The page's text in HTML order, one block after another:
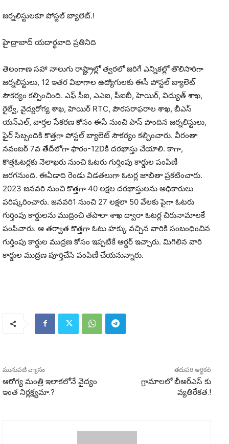
జర్నలిస్టులకూ పోస్టల్ బ్యాలెట్.!
హైద్రాబాద్ యదార్థవాది ప్రతినిది
తెలంగాణ సహా నాలుగు రాష్ట్రాల్లో త్వరలో జరిగే ఎన్నికల్లో తొలిసారిగా
జర్నలిస్టులు, 12 ఇతర విభాగాల ఉద్యోగులకు ఈసీ పోస్టల్ బ్యాలెట్
సౌకర్యం కల్పించింది. ఎఫ్ సీఐ, ఎఎఐ, పీఐబీ, హెయిర్, విద్యుత్ శాఖ,
రైల్వే, వైద్యరోగ్య శాఖ, హెయిర్ RTC, పౌరసరాఫరాల శాఖ, బీఎస్
యన్ఎల్, వార్తల సేకరణ కోసం ఈసీ నుంచి పాస్ పొందిన జర్నలిస్టులు,
ఫైర్ సిబ్బందికి కొత్తగా పోస్టల్ బ్యాలెట్ సౌకర్యం కల్పించారు. వీరంతా
నవంబర్ 7వ తేదీలోగా ఫారం-12Dకి దరఖాస్తు చేయాలి. కాగా,
కొత్తఓటర్లకు నెలాఖరు నుంచి ఓటరు గుర్తింపు కార్డుల పంపిణీ
జరగనుంది. ఈఏడాది రెండు విడతలుగా ఓటర్ల జాబితా ప్రకటించారు.
2023 జనవరి నుంచి కొత్తగా 40 లక్షల దరఖాస్తులను అధికారులు
పరిష్కరించారు. జనవరి1 నుంచి 27 లక్షలా 50 వేలకు పైగా ఓటరు
గుర్తింపు కార్డులను ముద్రించి తపాలా శాఖ ద్వారా ఓటర్ల చిరునామాలకే
పంపిచారు. ఆ తర్వాత కొత్తగా ఓటు హక్కు వచ్చిన వారికి సంబంధించిన
గుర్తింపు కార్డుల ముద్రణ కోసం ఇప్పటికే ఆర్డర్ ఇచ్చారు. మిగిలిన వారి
కార్డుల ముద్రణ పూర్తిచేసి పంపిణీ చేయనున్నారు.
మునుపటి వ్యాసం
ఆరోగ్య మంత్రి ఇలాకలోనే వైద్యం
ఇంత నిర్లక్ష్యమా.?
తదుపరి ఆర్టికల్
గ్రామాలలో బీఅర్ఎస్ కు
వ్యతిరేకత.!